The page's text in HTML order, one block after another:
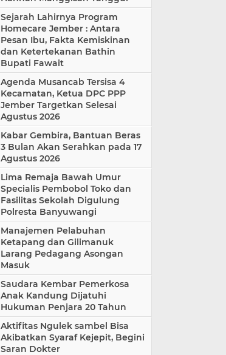
Sejarah Lahirnya Program
Homecare Jember : Antara
Pesan Ibu, Fakta Kemiskinan
dan Ketertekanan Bathin
Bupati Fawait
Agenda Musancab Tersisa 4
Kecamatan, Ketua DPC PPP
Jember Targetkan Selesai
Agustus 2026
Kabar Gembira, Bantuan Beras
3 Bulan Akan Serahkan pada 17
Agustus 2026
Lima Remaja Bawah Umur
Specialis Pembobol Toko dan
Fasilitas Sekolah Digulung
Polresta Banyuwangi
Manajemen Pelabuhan
Ketapang dan Gilimanuk
Larang Pedagang Asongan
Masuk
Saudara Kembar Pemerkosa
Anak Kandung Dijatuhi
Hukuman Penjara 20 Tahun
Aktifitas Ngulek sambel Bisa
Akibatkan Syaraf Kejepit, Begini
Saran Dokter